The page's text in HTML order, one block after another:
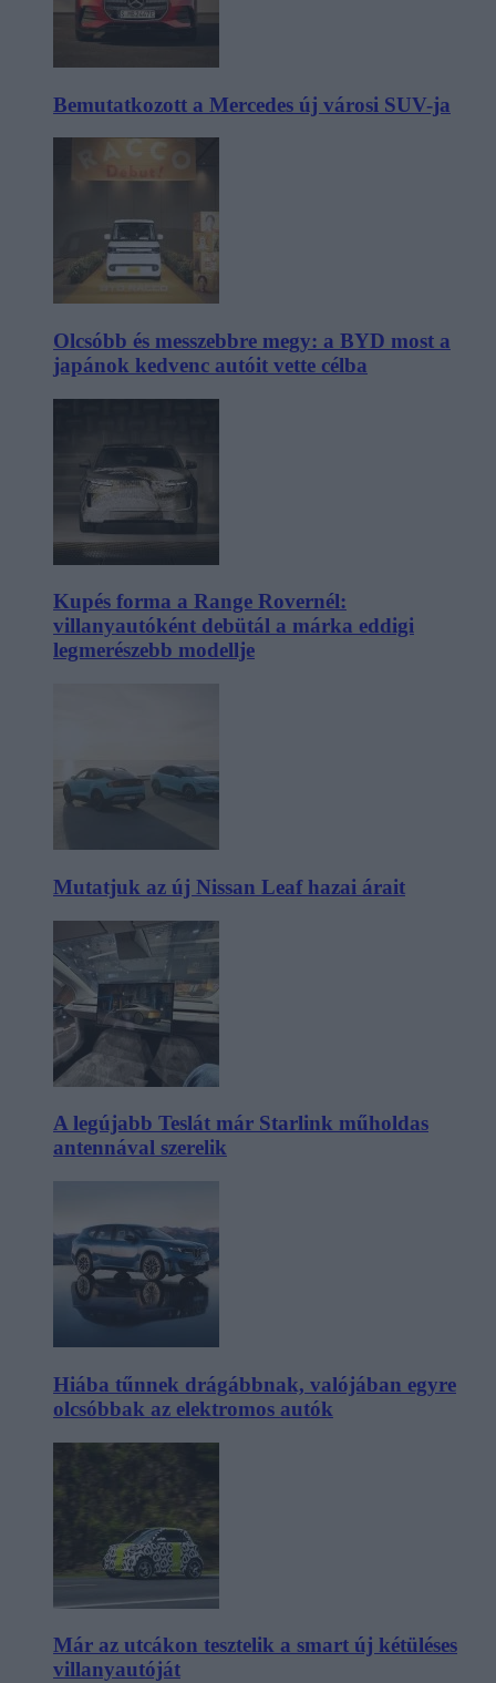
Bemutatkozott a Mercedes új városi SUV-ja
Olcsóbb és messzebbre megy: a BYD most a
japánok kedvenc autóit vette célba
Kupés forma a Range Rovernél:
villanyautóként debütál a márka eddigi
legmerészebb modellje
Mutatjuk az új Nissan Leaf hazai árait
A legújabb Teslát már Starlink műholdas
antennával szerelik
Hiába tűnnek drágábbnak, valójában egyre
olcsóbbak az elektromos autók
Már az utcákon tesztelik a smart új kétüléses
villanyautóját